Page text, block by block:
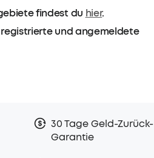
findest du hier.
registrierte und angemeldete
30 Tage Geld-Zurück-
Garantie